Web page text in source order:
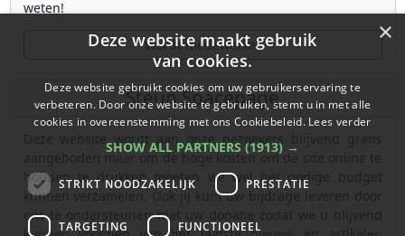
weten!
Wordt medewerker
Steun Spacepage
Deze website wordt aan onze bezoekers blijvend gratis
aangeboden maar om de hoge kosten om de site online te
houden te drukken moeten we wel het nodige budget
kunnen verzamelen. Ook jij kunt uw bijdrage leveren door
ons te ondersteunen met uw donatie zodat we u blijvend
×
Deze website maakt gebruik
van cookies.
Deze website gebruikt cookies om uw gebruikerservaring te
verbeteren. Door onze website te gebruiken, stemt u in met alle
cookies in overeenstemming met ons Cookiebeleid. Lees verder
SHOW ALL PARTNERS (1913) →
STRIKT NOODZAKELIJK PRESTATIE
TARGETING FUNCTIONEEL